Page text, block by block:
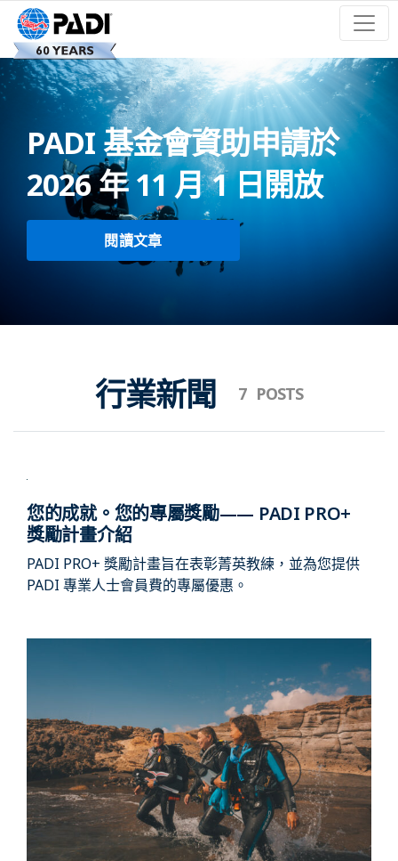
PADI 基金會資助申請於
2026 年 11 月 1 日開放
閱讀文章
行業新聞
您的成就。您的專屬獎勵—— PADI PRO+
獎勵計畫介紹
PADI PRO+ 獎勵計畫旨在表彰菁英教練，並為您提供
PADI 專業人士會員費的專屬優惠。